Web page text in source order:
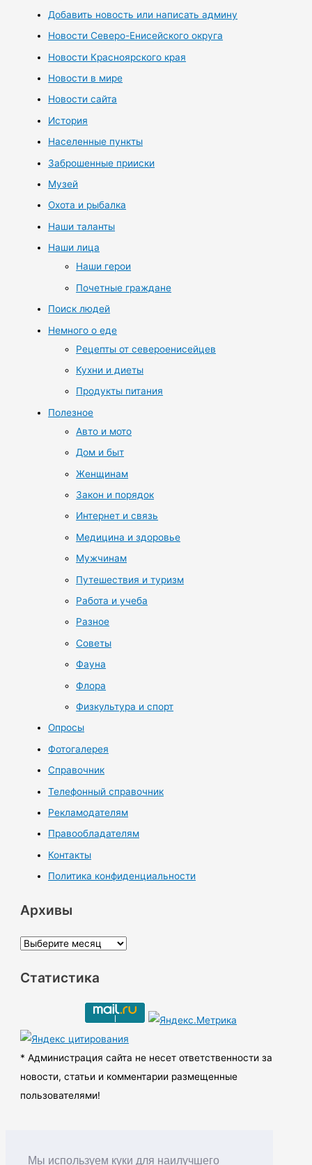
Мы используем куки для наилучшего
Добавить новость или написать админу
Новости Северо-Енисейского округа
Новости Красноярского края
Новости в мире
Новости сайта
История
Населенные пункты
Заброшенные прииски
Музей
Охота и рыбалка
Наши таланты
Наши лица
Наши герои
Почетные граждане
Поиск людей
Немного о еде
Рецепты от североенисейцев
Кухни и диеты
Продукты питания
Полезное
Авто и мото
Дом и быт
Женщинам
Закон и порядок
Интернет и связь
Медицина и здоровье
Мужчинам
Путешествия и туризм
Работа и учеба
Разное
Советы
Фауна
Флора
Физкультура и спорт
Опросы
Фотогалерея
Справочник
Телефонный справочник
Рекламодателям
Правообладателям
Контакты
Политика конфиденциальности
Архивы
А
х
ы
Статистика
* Администрация сайта не несет ответственности за
новости, статьи и комментарии размещенные
пользователями!